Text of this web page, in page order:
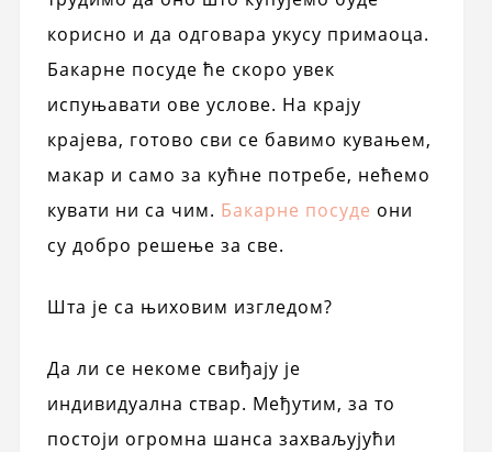
корисно и да одговара укусу примаоца.
Бакарне посуде ће скоро увек
испуњавати ове услове. На крају
крајева, готово сви се бавимо кувањем,
макар и само за кућне потребе, нећемо
кувати ни са чим. Бакарне посуде они
су добро решење за све.
Шта је са њиховим изгледом?
Да ли се некоме свиђају је
индивидуална ствар. Међутим, за то
постоји огромна шанса захваљујући